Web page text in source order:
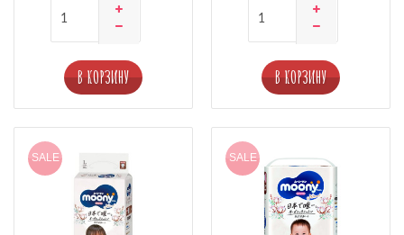
В КОРЗИНУ В КОРЗИНУ
SALE SALE